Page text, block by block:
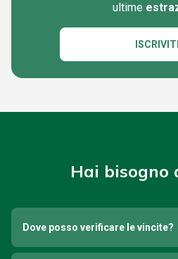
ultime
ISCRIVITI
Hai bisogno
Dove posso verificare le vincite?